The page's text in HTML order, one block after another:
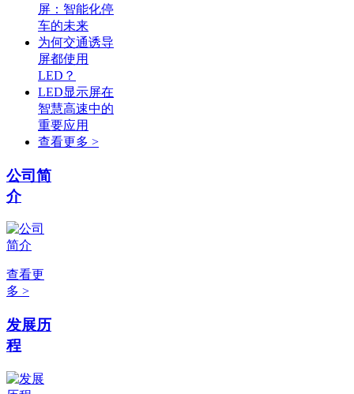
屏：智能化停
车的未来
为何交通诱导
屏都使用
LED？
LED显示屏在
智慧高速中的
重要应用
查看更多 >
公司简
介
查看更
多 >
发展历
程